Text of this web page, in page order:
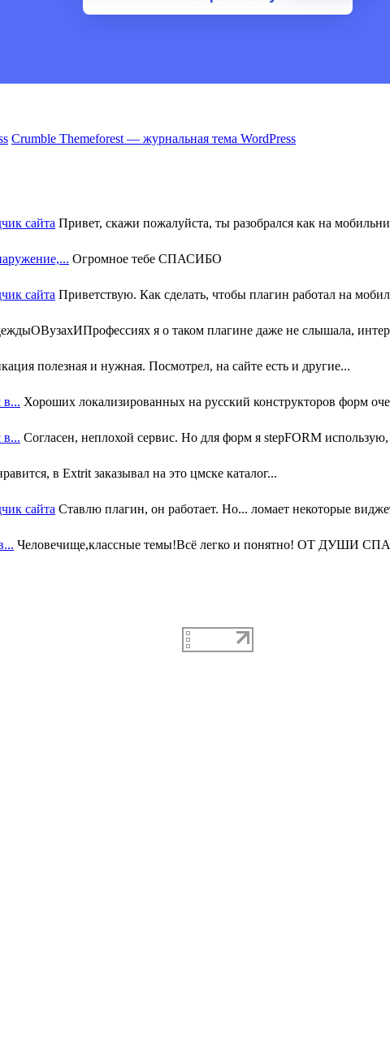
Crumble Themeforest — журнальная тема WordPress
сайта Привет, скажи пожалуйста, ты разобрался как на
Огромное тебе СПАСИБО
сайта Приветствую. Как сделать, чтобы плагин работал на
я о таком плагине даже не слышала,
полезная и нужная. Посмотрел, на сайте есть и другие...
в... Хороших локализированных на русский конструкторов форм
в... Согласен, неплохой сервис. Но для форм я stepFORM использую,
в Extrit заказывал на это цмске каталог...
сайта Ставлю плагин, он работает. Но... ломает некоторые
Человечище,классные темы!Всё легко и понятно! ОТ ДУШИ